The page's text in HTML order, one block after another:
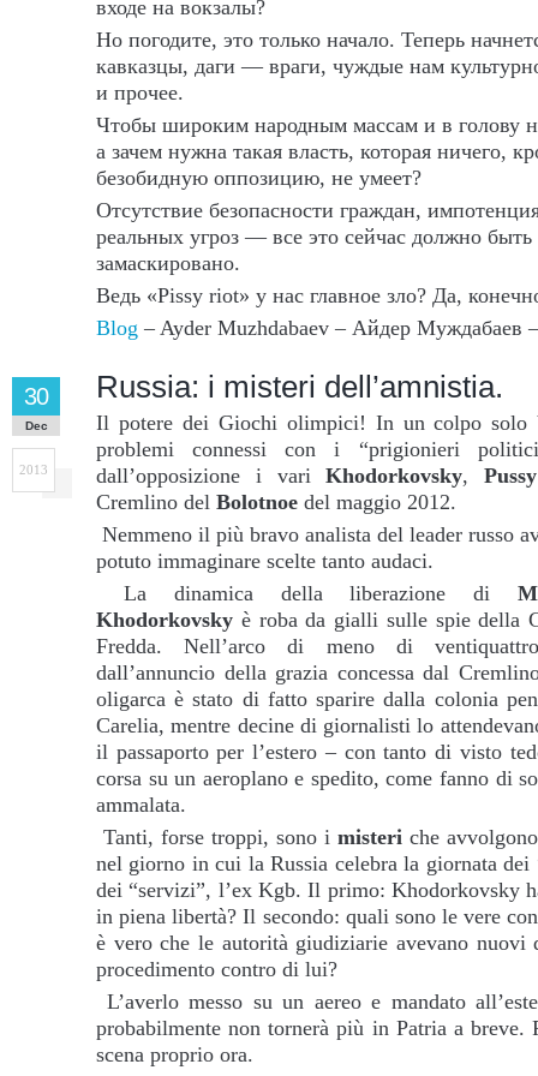
входе на вокзалы?
Но погодите, это только начало. Теперь
кавказцы, даги — враги, чуждые нам
и прочее.
Чтобы широким народным массам и в голову
а зачем нужна такая власть, которая ничего,
безобидную оппозицию, не умеет?
Отсутствие безопасности граждан,
реальных угроз — все это сейчас должно быть
замаскировано.
Ведь «Pissy riot» у нас главное зло? Да,
Blog – Ayder Muzhdabaev – Айдер Муждабаев
Russia: i misteri dell’amnistia.
30
Dec
2013
Il potere dei Giochi olimpici! In un colpo
problemi connessi con i “prigionieri
dall’opposizione i variKhodorkovsky,
Cremlino del Bolotnoe del maggio 2012.
Nemmeno il più bravo analista del leader russo
potuto immaginare scelte tanto audaci.
La dinamica della liberazione di
Khodorkovsky è roba da gialli sulle spie della
Fredda. Nell’arco di meno di
dall’annuncio della grazia concessa dal
oligarca è stato di fatto sparire dalla colonia
Carelia, mentre decine di giornalisti lo
il passaporto per l’estero – con tanto di visto
corsa su un aeroplano e spedito, come fanno di
ammalata.
Tanti, forse troppi, sono i misteri che
nel giorno in cui la Russia celebra la giornata
dei “servizi”, l’ex Kgb. Il primo: Khodorkovsky
in piena libertà? Il secondo: quali sono le vere
è vero che le autorità giudiziarie avevano
procedimento contro di lui?
L’averlo messo su un aereo e mandato
probabilmente non tornerà più in Patria a
scena proprio ora.